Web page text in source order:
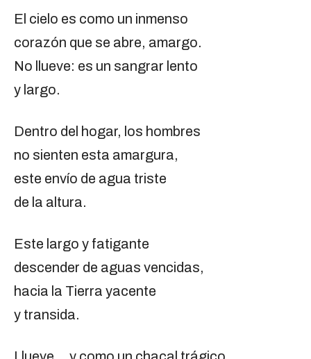
El cielo es como un inmenso
corazón que se abre, amargo.
No llueve: es un sangrar lento
y largo.
Dentro del hogar, los hombres
no sienten esta amargura,
este envío de agua triste
de la altura.
Este largo y fatigante
descender de aguas vencidas,
hacia la Tierra yacente
y transida.